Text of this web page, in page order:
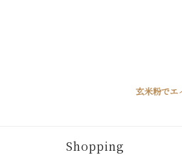
玄米粉でエ
Shopping